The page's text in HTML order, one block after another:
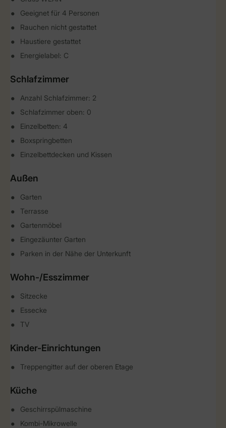
Geeignet für 4 Personen
Rauchen nicht gestattet
Haustiere gestattet
Energielabel: C
Schlafzimmer
Anzahl Schlafzimmer: 2
Schlafzimmer oben: 0
Einzelbetten: 4
Boxspringbetten
Einzelbettdecken und Kissen
Außen
Garten
Terrasse
Gartenmöbel
Eingezäunter Garten
Parken in der Nähe der Unterkunft
Wohn-/Esszimmer
Sitzecke
Essecke
TV
Kinder-Einrichtungen
Treppengitter auf der oberen Etage
Küche
Geschirrspülmaschine
Kombi-Mikrowelle